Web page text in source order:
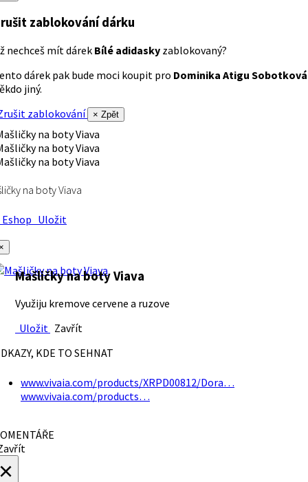
zablokování dárku
nechceš mít dárek Bílé adidasky zablokovaný?
dárek pak bude moci koupit pro Dominika Atigu Sobotková
jiný.
zablokování
× Zpět
na boty Viava
Uložit
Mašličky na boty Viava
Využiju kremove cervene a ruzove
Uložit Zavřít
KDE TO SEHNAT
www.vivaia.com/products/XRPD00812/Dora…
www.vivaia.com/products…